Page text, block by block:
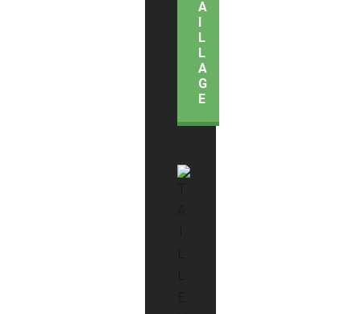
A
I
L
L
A
G
E